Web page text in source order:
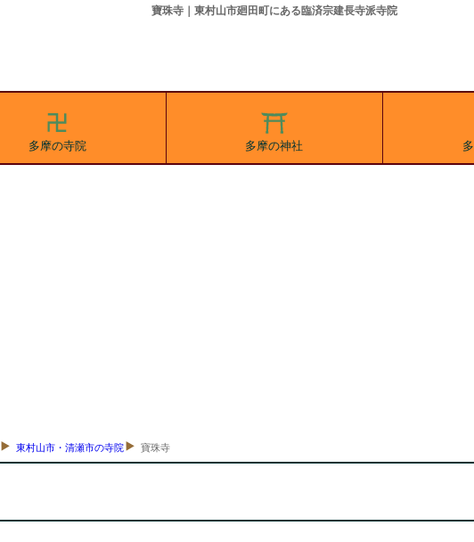
寶珠寺｜東村山市廻田町にある臨済宗建長寺派寺院
多摩の寺院 多摩の神社
東村山市・清瀬市の寺院 寶珠寺